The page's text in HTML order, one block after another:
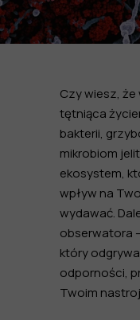
Czy wiesz,
tętniąca
bakterii,
mikrobiom
ekosystem,
wpływ na
wydawać.
obserwatora
który
odporności,
Twoim